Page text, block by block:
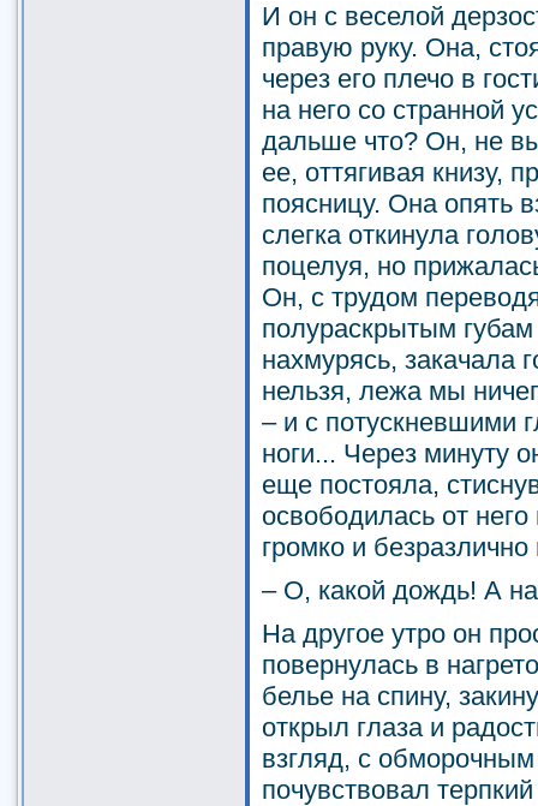
И он с веселой
правую руку. Она,
через его плечо в
на него со странной
дальше что? Он, не
ее, оттягивая книзу,
поясницу. Она опять
слегка откинула
поцелуя, но
Он, с трудом
полураскрытым
нахмурясь, закачала
нельзя, лежа мы
– и с потускневшими
ноги... Через минуту
еще постояла,
освободилась от
громко и
– О, какой дождь! А
На другое утро он
повернулась в
белье на спину,
открыл глаза и
взгляд, с
почувствовал